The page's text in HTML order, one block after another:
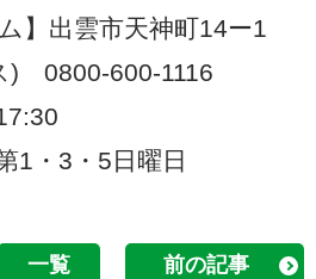
】出雲市天神町14ー1
) 0800-600-1116
1・3・5日曜日
一覧 前の記事